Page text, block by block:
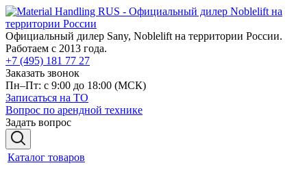
Официальный дилер Sany, Noblelift на территории России.
Работаем с 2013 года.
+7 (495) 181 77 27
Заказать звонок
Пн–Пт: с 9:00 до 18:00 (МСК)
Записаться на ТО
Вопрос по арендной технике
Задать вопрос
Каталог товаров